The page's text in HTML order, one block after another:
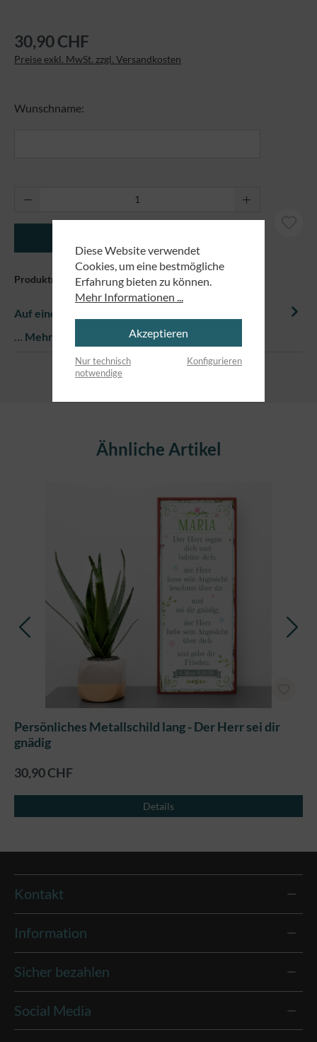
30,90 CHF
Preise exkl. MwSt. zzgl. Versandkosten
Wunschname:
Produkt Anzahl: Gib den gewünschten
Produktnummer:81201
Auf einem Blick
… Mehr
Produktgalerie überspringenÄhnliche Artikel
Persönliches Metallschild lang - Der Herr sei dir
gnädig
30,90 CHF
Details
Kontakt
Information
Sicher bezahlen
Social Media
Diese Website verwendet
Cookies, um eine bestmögliche
Erfahrung bieten zu können.
Mehr Informationen ...
Akzeptieren
Nur technisch
notwendige
Konfigurieren